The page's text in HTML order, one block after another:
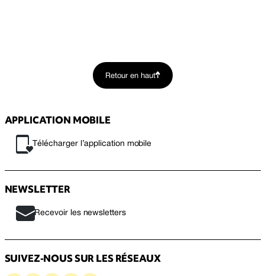
Retour en haut
APPLICATION MOBILE
Télécharger l’application mobile
NEWSLETTER
Recevoir les newsletters
SUIVEZ-NOUS SUR LES RÉSEAUX